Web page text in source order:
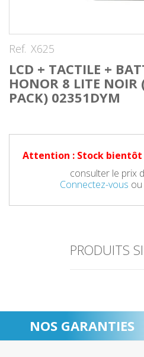
Ref. X625
LCD + TACTILE +
HONOR 8 LITE NOIR
PACK) 02351DYM
Attention : Stock bientôt
consulter le prix
Connectez-vous ou
PRODUITS
NOS GARANTIES